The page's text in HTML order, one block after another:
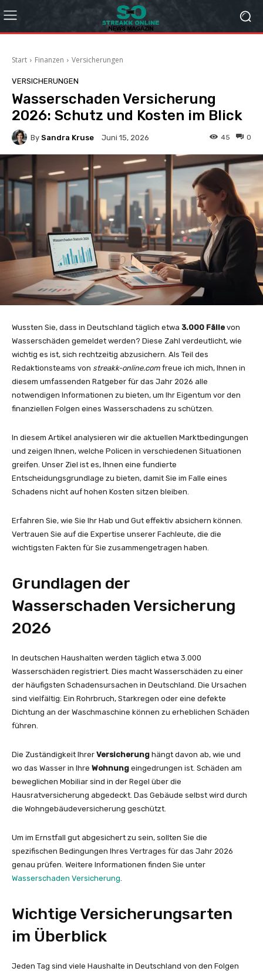
Start Finanzen Versicherungen
VERSICHERUNGEN
Wasserschaden Versicherung
2026: Schutz und Kosten im Blick
By Sandra Kruse Juni 15, 2026 0
45
Wussten Sie, dass in Deutschland täglich etwa 3.000 Fälle von
Wasserschäden gemeldet werden? Diese Zahl verdeutlicht, wie
wichtig es ist, sich rechtzeitig abzusichern. Als Teil des
Redaktionsteams von streakk-online.com freue ich mich, Ihnen in
diesem umfassenden Ratgeber für das Jahr 2026 alle
notwendigen Informationen zu bieten, um Ihr Eigentum vor den
finanziellen Folgen eines Wasserschadens zu schützen.
In diesem Artikel analysieren wir die aktuellen Marktbedingungen
und zeigen Ihnen, welche Policen in verschiedenen Situationen
greifen. Unser Ziel ist es, Ihnen eine fundierte
Entscheidungsgrundlage zu bieten, damit Sie im Falle eines
Schadens nicht auf hohen Kosten sitzen bleiben.
Erfahren Sie, wie Sie Ihr Hab und Gut effektiv absichern können.
Vertrauen Sie auf die Expertise unserer Fachleute, die die
wichtigsten Fakten für Sie zusammengetragen haben.
Grundlagen der
Wasserschaden Versicherung
2026
In deutschen Haushalten werden täglich etwa 3.000
Wasserschäden registriert. Dies macht Wasserschäden zu einer
der häufigsten Schadensursachen in Deutschland. Die Ursachen
sind vielfältig: Ein Rohrbruch, Starkregen oder eine defekte
Dichtung an der Waschmaschine können zu erheblichen Schäden
führen.
Die Zuständigkeit Ihrer Versicherung hängt davon ab, wie und
wo das Wasser in Ihre Wohnung eingedrungen ist. Schäden am
beweglichen Mobiliar sind in der Regel über die
Hausratversicherung abgedeckt. Das Gebäude selbst wird durch
die Wohngebäudeversicherung geschützt.
Um im Ernstfall gut abgesichert zu sein, sollten Sie die
spezifischen Bedingungen Ihres Vertrages für das Jahr 2026
genau prüfen. Weitere Informationen finden Sie unter
Wasserschaden Versicherung.
Wichtige Versicherungsarten
im Überblick
Jeden Tag sind viele Haushalte in Deutschland von den Folgen